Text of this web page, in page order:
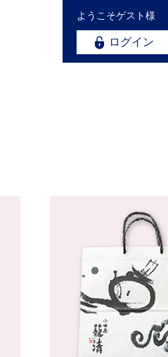
ようこそゲスト様
ログイン